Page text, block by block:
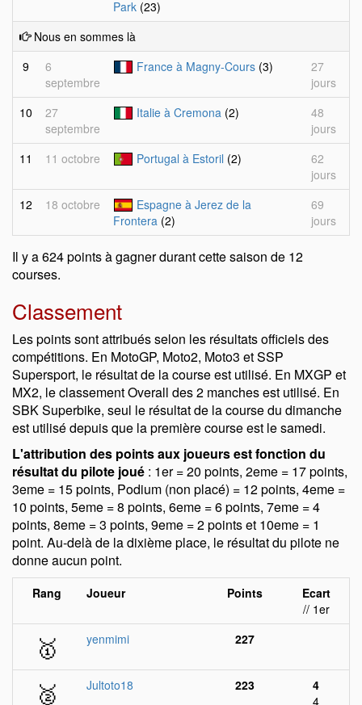
Park (23)
Nous en sommes là
9
6
septembre
France à Magny-Cours (3)
27
jours
10
27
septembre
Italie à Cremona (2)
48
jours
11
11 octobre Portugal à Estoril (2)
62
jours
12
18 octobre
Espagne à Jerez de la
Frontera (2)
69
jours
Il y a 624 points à gagner durant cette saison de 12
courses.
Classement
Les points sont attribués selon les résultats officiels des
compétitions. En MotoGP, Moto2, Moto3 et SSP
Supersport, le résultat de la course est utilisé. En MXGP et
MX2, le classement Overall des 2 manches est utilisé. En
SBK Superbike, seul le résultat de la course du dimanche
est utilisé depuis que la première course est le samedi.
L'attribution des points aux joueurs est fonction du
résultat du pilote joué : 1er = 20 points, 2eme = 17 points,
3eme = 15 points, Podium (non placé) = 12 points, 4eme =
10 points, 5eme = 8 points, 6eme = 6 points, 7eme = 4
points, 8eme = 3 points, 9eme = 2 points et 10eme = 1
point. Au-delà de la dixième place, le résultat du pilote ne
donne aucun point.
Rang Joueur Points
Ecart
// 1er
🥇 yenmimi 227
🥈 Jultoto18 223
4
4